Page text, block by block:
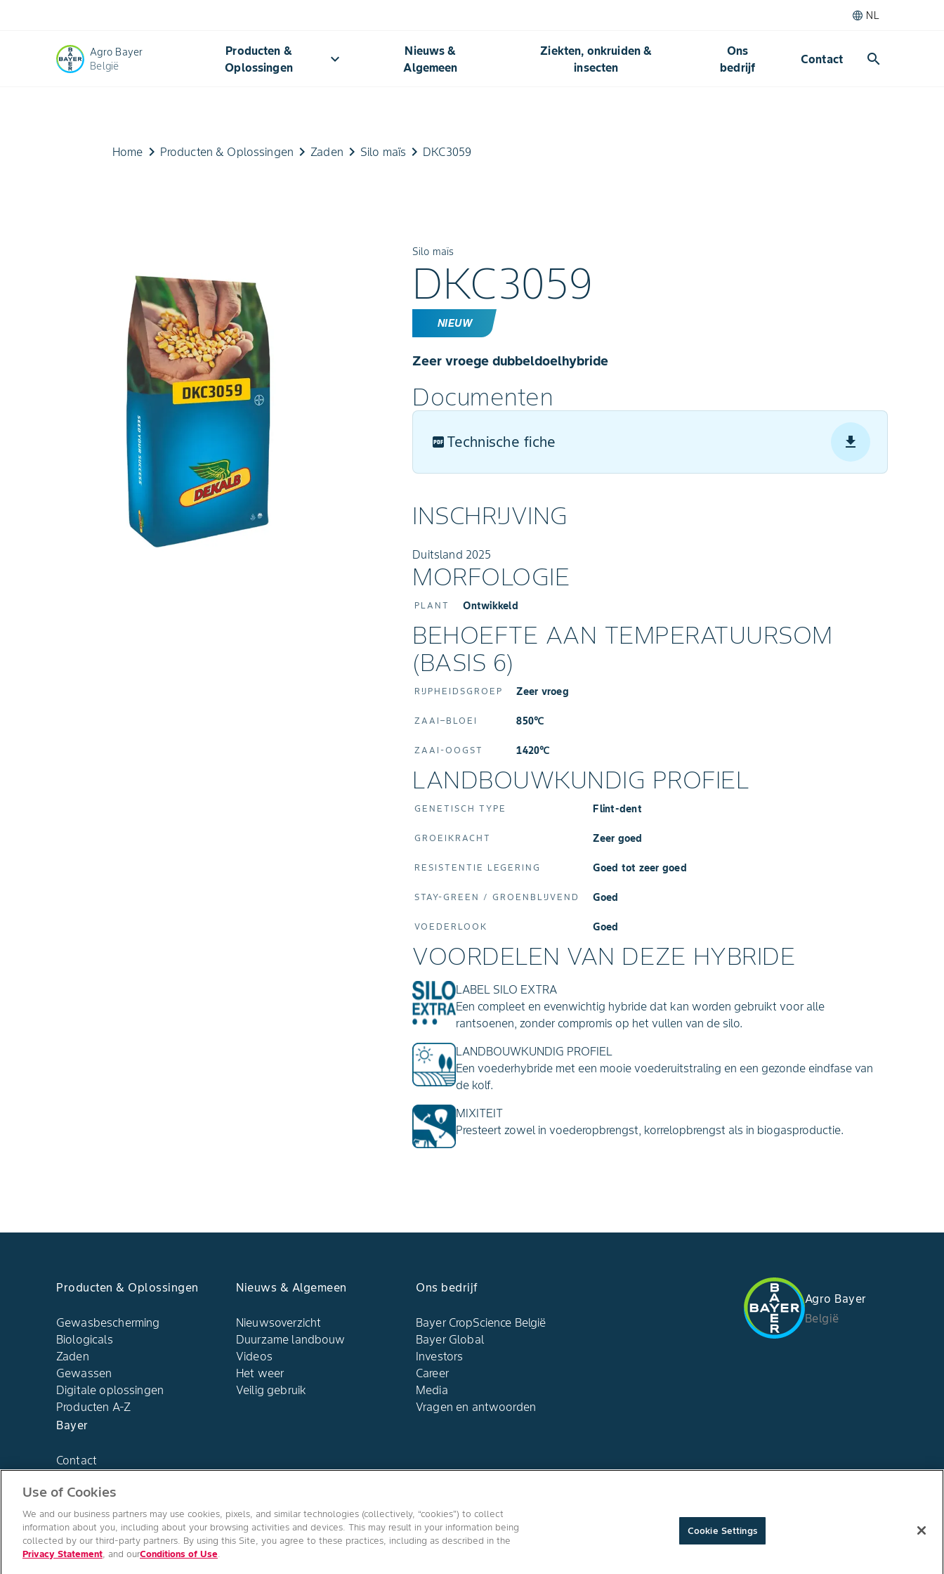
NL
Agro Bayer
België
Producten &
Oplossingen
keyboard_arrow_down
Nieuws &
Algemeen​
Ziekten, onkruiden &
insecten
Ons
bedrijf​
Contact search
Home keyboard_arrow_right Producten & Oplossingen​ keyboard_arrow_rightZaden keyboard_arrow_right Silo maïs keyboard_arrow_right DKC3059
Silo maïs
DKC3059
NIEUW
Zeer vroege dubbeldoelhybride
Documenten
Technische fiche
INSCHRIJVING
Duitsland 2025
MORFOLOGIE
PLANT Ontwikkeld
BEHOEFTE AAN TEMPERATUURSOM
(BASIS 6)
RIJPHEIDSGROEP Zeer vroeg
ZAAI–BLOEI 850℃
ZAAI-OOGST 1420℃
LANDBOUWKUNDIG PROFIEL
GENETISCH TYPE Flint-dent
GROEIKRACHT Zeer goed
RESISTENTIE LEGERING Goed tot zeer goed
STAY‑GREEN / GROENBLIJVEND Goed
VOEDERLOOK Goed
VOORDELEN VAN DEZE HYBRIDE
LABEL SILO EXTRA
Een compleet en evenwichtig hybride dat kan worden gebruikt voor alle
rantsoenen, zonder compromis op het vullen van de silo.
LANDBOUWKUNDIG PROFIEL
Een voederhybride met een mooie voederuitstraling en een gezonde eindfase van
de kolf.
MIXITEIT
Presteert zowel in voederopbrengst, korrelopbrengst als in biogasproductie.
Producten & Oplossingen​
Gewasbescherming
Biologicals
Zaden
Gewassen
Digitale oplossingen​
Producten A-Z​
Nieuws & Algemeen​
Nieuwsoverzicht
Duurzame landbouw​
Videos
Het weer​
Veilig gebruik
Ons bedrijf​
Bayer CropScience België​
Bayer Global
Investors
Career
Media
Vragen en antwoorden​
Bayer
Contact
Agro Bayer
België
Use of Cookies
We and our business partners may use cookies, pixels, and similar technologies (collectively, “cookies”) to collect
information about you, including about your browsing activities and devices. This may result in your information being
collected by our third-party partners. By using this Site, you agree to these practices, including as described in the
Privacy Statement, and ourConditions of Use.
Cookie Settings